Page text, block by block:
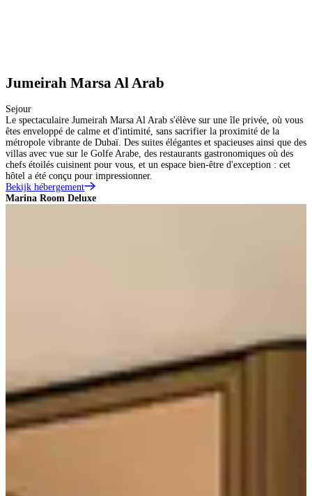
Jumeirah Marsa Al Arab
Sejour
Le spectaculaire Jumeirah Marsa Al Arab s'élève sur une île privée, où vous
êtes enveloppé de calme et d'intimité, sans sacrifier la proximité de la
métropole vibrante de Dubaï. Des suites élégantes et spacieuses ainsi que des
villas avec vue sur le Golfe Arabe, des restaurants gastronomiques où des
chefs étoilés cuisinent pour vous, et un espace bien-être d'exception : cet
hôtel a été conçu pour impressionner.
Bekijk hébergement
Marina Room Deluxe